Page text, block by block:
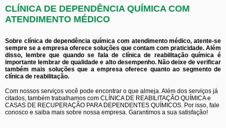
CLÍNICA DE DEPENDÊNCIA QUÍMICA COM
ATENDIMENTO MÉDICO
Sobre clínica de dependência química com atendimento médico, atente-se
sempre se a empresa oferece soluções que contam com praticidade. Além
disso, lembre que quando se fala de clínica de reabilitação química é
importante lembrar de qualidade e alto desempenho. Não deixe de verificar
também mais soluções que a empresa oferece quanto ao segmento de
clínica de reabilitação.
Com nossos serviços você pode encontrar o que almeja. Além dos serviços já
citados, também trabalhamos com CLÍNICA DE REABILITAÇÃO QUÍMICA e
CASAS DE RECUPERAÇÃO PARA DEPENDENTES QUÍMICOS. Por isso, fale
conosco e saiba mais sobre nossa empresa. Garantimos a sua satisfação!